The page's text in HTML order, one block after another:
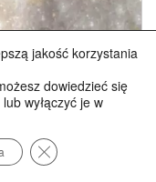
jakość korzystania
dowiedzieć się
wyłączyć je w
Zamknij panel